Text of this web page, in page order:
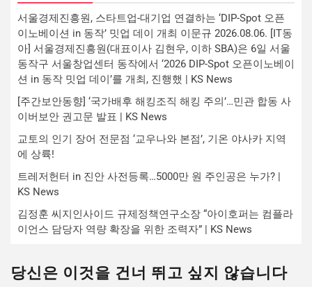
서울경제진흥원, 스타트업-대기업 연결하는 ‘DIP-Spot 오픈
이노베이션 in 동작’ 밋업 데이 개최 이문규 2026.08.06. [IT동
아] 서울경제진흥원(대표이사 김현우, 이하 SBA)은 6일 서울
동작구 서울창업센터 동작에서 ‘2026 DIP-Spot 오픈이노베이
션 in 동작 밋업 데이’를 개최, 진행했 | KS News
[주간보안동향] ‘국가배후 해킹조직 해킹 주의’…민관 합동 사
이버보안 권고문 발표 | KS News
교토의 인기 장어 전문점 ‘교우나와 본점’, 기온 야사카 지역
에 상륙!
트레저헌터 in 진안 사전등록…5000만 원 주인공은 누가? |
KS News
김정훈 씨지인사이드 규제정책연구소장 “아이호퍼는 컴플라
이언스 담당자 역량 확장을 위한 조력자” | KS News
당신은 이것을 건너 뛰고 싶지 않습니다